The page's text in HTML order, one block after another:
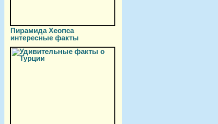
Пирамида Хеопса
интересные факты